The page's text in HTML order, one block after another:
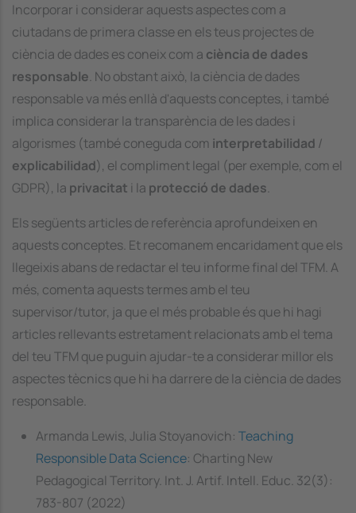
Incorporar i considerar aquests aspectes com a
ciutadans de primera classe en els teus projectes de
ciència de dades es coneix com a ciència de dades
responsable. No obstant això, la ciència de dades
responsable va més enllà d'aquests conceptes, i també
implica considerar la transparència de les dades i
algorismes (també coneguda com interpretabilidad /
explicabilidad), el compliment legal (per exemple, com el
GDPR), la privacitat i la protecció de dades.
Els següents articles de referència aprofundeixen en
aquests conceptes. Et recomanem encaridament que els
llegeixis abans de redactar el teu informe final del TFM. A
més, comenta aquests termes amb el teu
supervisor/tutor, ja que el més probable és que hi hagi
articles rellevants estretament relacionats amb el tema
del teu TFM que puguin ajudar-te a considerar millor els
aspectes tècnics que hi ha darrere de la ciència de dades
responsable.
Armanda Lewis, Julia Stoyanovich: Teaching
Responsible Data Science: Charting New
Pedagogical Territory. Int. J. Artif. Intell. Educ. 32(3):
783-807 (2022)